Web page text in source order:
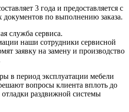
3 года и предоставляется с
документов по выполнению заказа.
служба сервиса.
наши сотрудники сервисной
заявку на замену и производство
в период эксплуатации мебели
вопросы клиента вплоть до
отладки раздвижной системы